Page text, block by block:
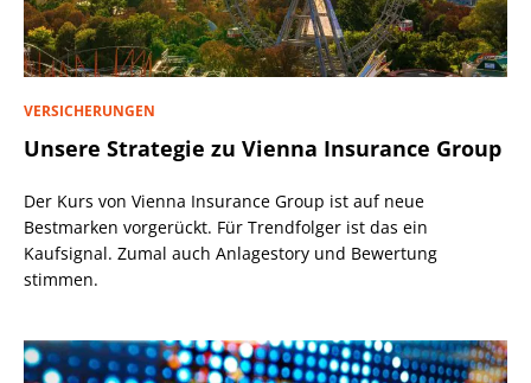
VERSICHERUNGEN
Unsere Strategie zu Vienna Insurance Group
Der Kurs von Vienna Insurance Group ist auf neue
Bestmarken vorgerückt. Für Trendfolger ist das ein
Kaufsignal. Zumal auch Anlagestory und Bewertung
stimmen.